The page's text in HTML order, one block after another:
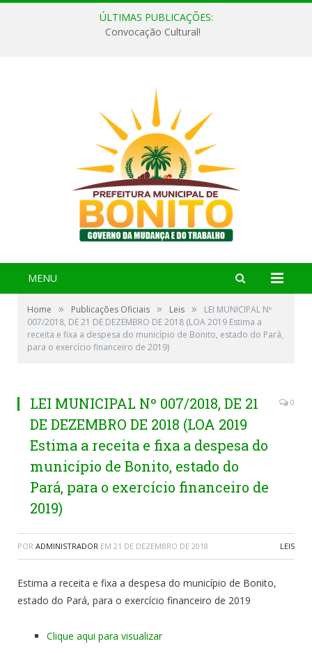
ÚLTIMAS PUBLICAÇÕES:
Convocação Cultural!
MENU
Home » Publicações Oficiais » Leis »
LEI MUNICIPAL Nº
007/2018, DE 21 DE DEZEMBRO DE 2018 (LOA 2019 Estima a
receita e fixa a despesa do município de Bonito, estado do Pará,
para o exercício financeiro de 2019)
LEI MUNICIPAL Nº 007/2018, DE 21
DE DEZEMBRO DE 2018 (LOA 2019
Estima a receita e fixa a despesa do
município de Bonito, estado do
Pará, para o exercício financeiro de
2019)
0
POR ADMINISTRADOR EM 21 DE DEZEMBRO DE 2018 LEIS
Estima a receita e fixa a despesa do município de Bonito,
estado do Pará, para o exercício financeiro de 2019
Clique aqui para visualizar